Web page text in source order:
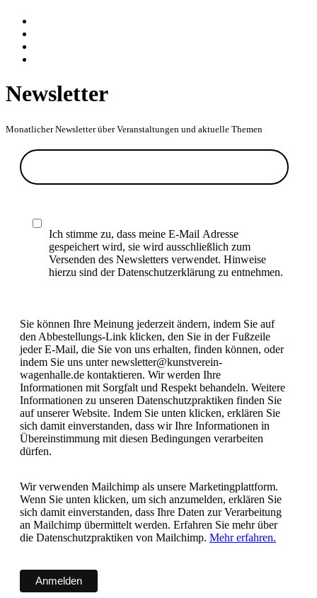
Newsletter
Monatlicher Newsletter über Veranstaltungen und aktuelle Themen
Ich stimme zu, dass meine E-Mail Adresse
gespeichert wird, sie wird ausschließlich zum
Versenden des Newsletters verwendet. Hinweise
hierzu sind der Datenschutzerklärung zu entnehmen.
Sie können Ihre Meinung jederzeit ändern, indem Sie auf
den Abbestellungs-Link klicken, den Sie in der Fußzeile
jeder E-Mail, die Sie von uns erhalten, finden können, oder
indem Sie uns unter newsletter@kunstverein-
wagenhalle.de kontaktieren. Wir werden Ihre
Informationen mit Sorgfalt und Respekt behandeln. Weitere
Informationen zu unseren Datenschutzpraktiken finden Sie
auf unserer Website. Indem Sie unten klicken, erklären Sie
sich damit einverstanden, dass wir Ihre Informationen in
Übereinstimmung mit diesen Bedingungen verarbeiten
dürfen.
Wir verwenden Mailchimp als unsere Marketingplattform.
Wenn Sie unten klicken, um sich anzumelden, erklären Sie
sich damit einverstanden, dass Ihre Daten zur Verarbeitung
an Mailchimp übermittelt werden. Erfahren Sie mehr über
die Datenschutzpraktiken von Mailchimp. Mehr erfahren.